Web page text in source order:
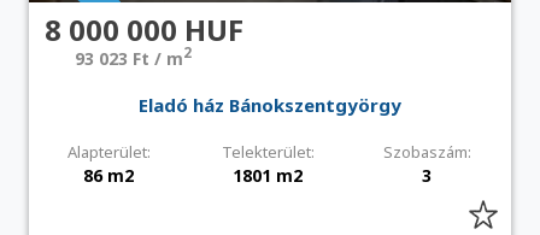
8 000 000 HUF
93 023 Ft / m2
Eladó ház Bánokszentgyörgy
Alapterület: Telekterület: Szobaszám:
86 m2 1801 m2 3